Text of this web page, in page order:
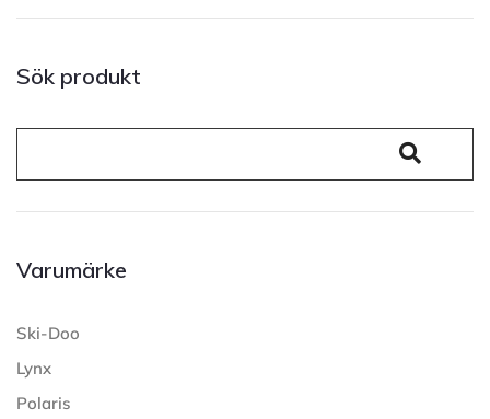
Sök produkt
Varumärke
Ski-Doo
Lynx
Polaris